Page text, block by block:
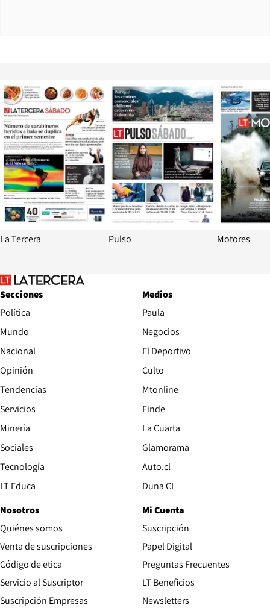
Opens in new window
La Tercera
Opens in
Pulso Motores
Secciones
Política
Mundo
Nacional
Opinión
Tendencias
Servicios
Minería
Sociales
Tecnología
LT Educa
Medios
Paula
Negocios
El Deportivo
Culto
Mtonline
Finde
La Cuarta
Glamorama
Auto.clOpens in new window
Duna CLOpens in new window
Nosotros
Quiénes somos
Venta de suscripciones
Código de etica Opens in new window
Servicio al Suscriptor
Suscripción Empresas
Mi Cuenta
Suscripción
Papel DigitalOpens in new
Preguntas Frecuentes
LT Beneficios
Newsletters